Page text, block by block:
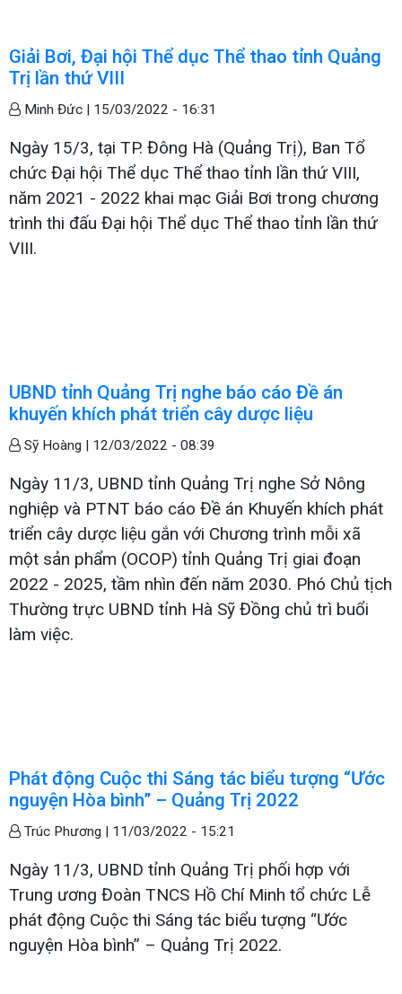
Giải Bơi, Đại hội Thể dục Thể thao tỉnh Quảng
Trị lần thứ VIII
Minh Đức | 15/03/2022 - 16:31
Ngày 15/3, tại TP. Đông Hà (Quảng Trị), Ban Tổ
chức Đại hội Thể dục Thể thao tỉnh lần thứ VIII,
năm 2021 - 2022 khai mạc Giải Bơi trong chương
trình thi đấu Đại hội Thể dục Thể thao tỉnh lần thứ
VIII.
UBND tỉnh Quảng Trị nghe báo cáo Đề án
khuyến khích phát triển cây dược liệu
Sỹ Hoàng | 12/03/2022 - 08:39
Ngày 11/3, UBND tỉnh Quảng Trị nghe Sở Nông
nghiệp và PTNT báo cáo Đề án Khuyến khích phát
triển cây dược liệu gắn với Chương trình mỗi xã
một sản phẩm (OCOP) tỉnh Quảng Trị giai đoạn
2022 - 2025, tầm nhìn đến năm 2030. Phó Chủ tịch
Thường trực UBND tỉnh Hà Sỹ Đồng chủ trì buổi
làm việc.
Phát động Cuộc thi Sáng tác biểu tượng “Ước
nguyện Hòa bình” – Quảng Trị 2022
Trúc Phương | 11/03/2022 - 15:21
Ngày 11/3, UBND tỉnh Quảng Trị phối hợp với
Trung ương Đoàn TNCS Hồ Chí Minh tổ chức Lễ
phát động Cuộc thi Sáng tác biểu tượng “Ước
nguyện Hòa bình” – Quảng Trị 2022.